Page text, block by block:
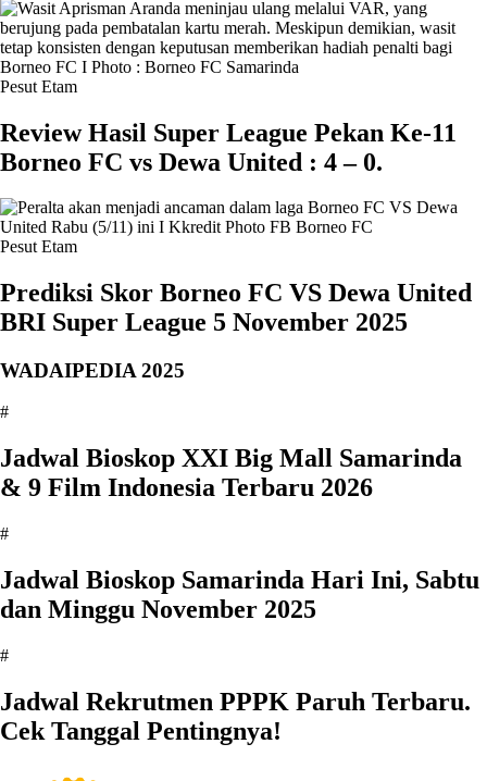
Pesut Etam
Review Hasil Super League Pekan Ke-11
Borneo FC vs Dewa United : 4 – 0.
Pesut Etam
Prediksi Skor Borneo FC VS Dewa United
BRI Super League 5 November 2025
WADAIPEDIA 2025
#
Jadwal Bioskop XXI Big Mall Samarinda
& 9 Film Indonesia Terbaru 2026
#
Jadwal Bioskop Samarinda Hari Ini, Sabtu
dan Minggu November 2025
#
Jadwal Rekrutmen PPPK Paruh Terbaru.
Cek Tanggal Pentingnya!